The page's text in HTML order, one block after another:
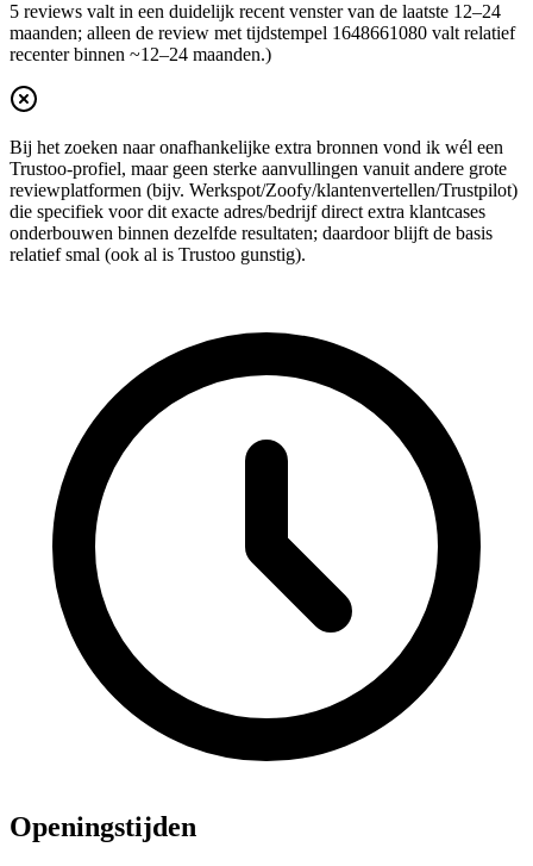
5 reviews valt in een duidelijk recent venster van de laatste 12–24
maanden; alleen de review met tijdstempel 1648661080 valt relatief
recenter binnen ~12–24 maanden.)
Bij het zoeken naar onafhankelijke extra bronnen vond ik wél een
Trustoo-profiel, maar geen sterke aanvullingen vanuit andere grote
reviewplatformen (bijv. Werkspot/Zoofy/klantenvertellen/Trustpilot)
die specifiek voor dit exacte adres/bedrijf direct extra klantcases
onderbouwen binnen dezelfde resultaten; daardoor blijft de basis
relatief smal (ook al is Trustoo gunstig).
Openingstijden